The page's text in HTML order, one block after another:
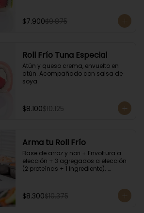
$7.900$9.875
Roll Frío Tuna Especial
Atún y queso crema, envuelto en
atún. Acompañado con salsa de
soya.
$8.100$10.125
Arma tu Roll Frío
Base de arroz y nori + Envoltura a
elección + 3 agregados a elección
(2 proteínas + 1 Ingrediente).
$8.300$10.375